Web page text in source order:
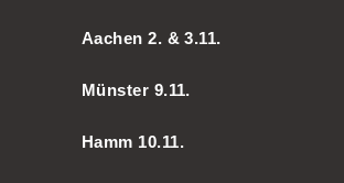
Aachen 2. & 3.11.
Münster 9.11.
Hamm 10.11.